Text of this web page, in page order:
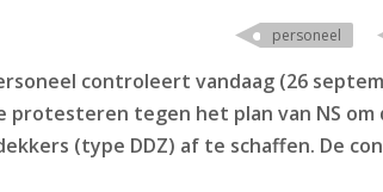
personeel
controleert vandaag (26
protesteren tegen het plan van NS om
(type DDZ) af te schaffen. De